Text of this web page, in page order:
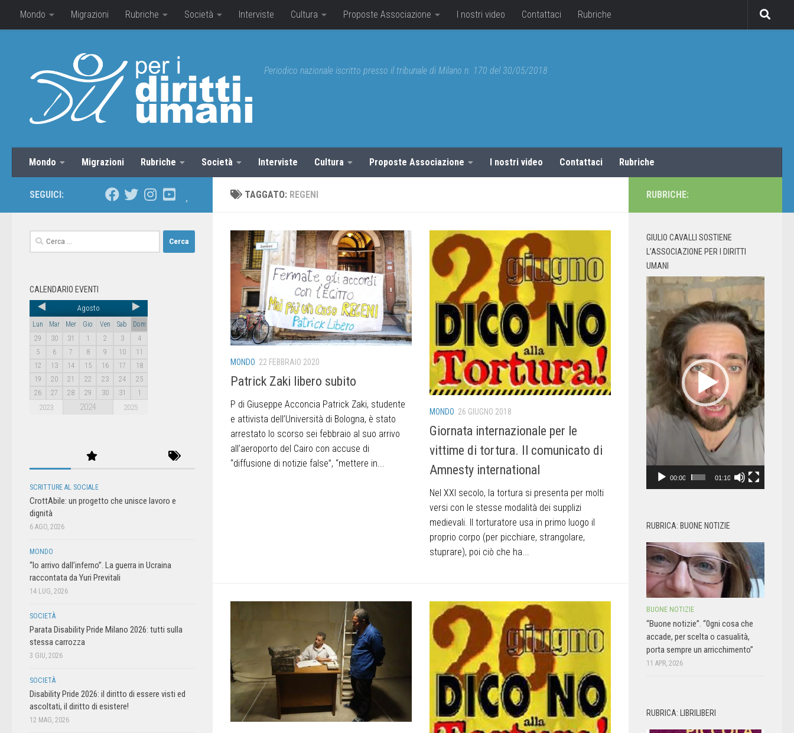
Mondo Migrazioni Rubriche Società Interviste Cultura Proposte Associazione I nostri video Contattaci Rubriche
Periodico nazionale iscritto presso il tribunale di Milano n. 170 del 30/05/2018
Mondo Migrazioni Rubriche Società Interviste Cultura Proposte Associazione I nostri video Contattaci Rubriche
TAGGATO: REGENI
MONDO 22 FEBBRAIO 2020
Patrick Zaki libero subito
P di Giuseppe Acconcia Patrick Zaki, studente
e attivista dell’Università di Bologna, è stato
arrestato lo scorso sei febbraio al suo arrivo
all’aeroporto del Cairo con accuse di
“diffusione di notizie false”, “mettere in...
MONDO 26 GIUGNO 2018
Giornata internazionale per le
vittime di tortura. Il comunicato di
Amnesty international
Nel XXI secolo, la tortura si presenta per molti
versi con le stesse modalità dei supplizi
medievali. Il torturatore usa in primo luogo il
proprio corpo (per picchiare, strangolare,
stuprare), poi ciò che ha...
SEGUICI:
CALENDARIO EVENTI
Agosto
Lun Mar Mer Gio Ven Sab
Dom
29
30 31 1 2 3
4
5
6 7 8 9 10
11
12
13 14 15 16 17
18
19
20 21 22 23 24
25
26
27 28 29 30 31 1
2023 2024 2025
SCRITTURE AL SOCIALE
CrottAbile: un progetto che unisce lavoro e
dignità
6 AGO, 2026
MONDO
“Io arrivo dall’inferno”. La guerra in Ucraina
raccontata da Yuri Previtali
14 LUG, 2026
SOCIETÀ
Parata Disability Pride Milano 2026: tutti sulla
stessa carrozza
3 GIU, 2026
SOCIETÀ
Disability Pride 2026: il diritto di essere visti ed
ascoltati, il diritto di esistere!
12 MAG, 2026
RUBRICHE:
GIULIO CAVALLI SOSTIENE
L’ASSOCIAZIONE PER I DIRITTI
UMANI
Video
Player
00:00 01:10
RUBRICA: BUONE NOTIZIE
BUONE NOTIZIE
“Buone notizie”. “0gni cosa che
accade, per scelta o casualità,
porta sempre un arricchimento”
11 APR, 2026
RUBRICA: LIBRILIBERI